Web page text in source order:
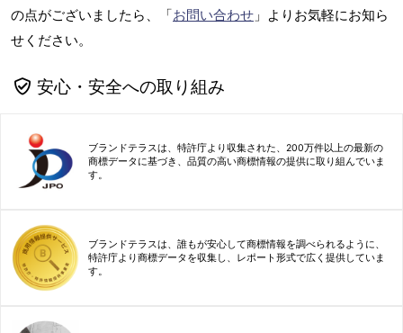
の点がございましたら、「お問い合わせ 」よりお気軽にお知ら
せください。
安心・安全への取り組み
ブランドテラスは、特許庁より収集された、200万件以上の最新の
商標データに基づき、品質の高い商標情報の提供に取り組んでいま
す。
ブランドテラスは、誰もが安心して商標情報を調べられるように、
特許庁より商標データを収集し、レポート形式で広く提供していま
す。